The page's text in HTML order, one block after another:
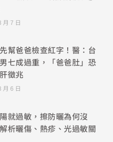
月 7 日
幫爸爸檢查紅字！醫：台
七成過重，「爸爸肚」恐
徵兆
月 6 日
就過敏，擦防曬為何沒
析曬傷、熱疹、光過敏關